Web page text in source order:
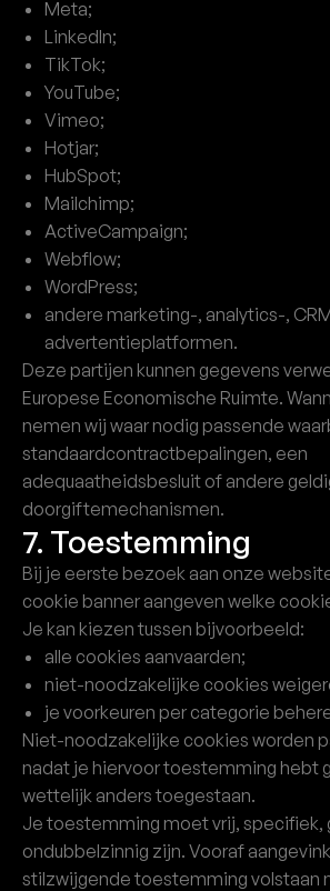
Meta;
LinkedIn;
TikTok;
YouTube;
Vimeo;
Hotjar;
HubSpot;
Mailchimp;
ActiveCampaign;
Webflow;
WordPress;
andere marketing-, analytics-,
advertentieplatformen.
Deze partijen kunnen gegevens
Europese Economische Ruimte.
nemen wij waar nodig passende
standaardcontractbepalingen, een
adequaatheidsbesluit of andere
doorgiftemechanismen.
7. Toestemming
Bij je eerste bezoek aan onze
cookie banner aangeven welke
Je kan kiezen tussen bijvoorbeeld:
alle cookies aanvaarden;
niet-noodzakelijke cookies
je voorkeuren per categorie
Niet-noodzakelijke cookies worden
nadat je hiervoor toestemming hebt
wettelijk anders toegestaan.
Je toestemming moet vrij, specifiek,
ondubbelzinnig zijn. Vooraf
stilzwijgende toestemming volstaan